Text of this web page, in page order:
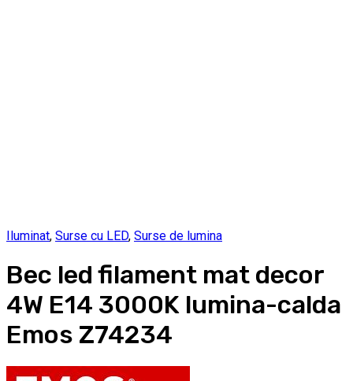
Iluminat, Surse cu LED, Surse de lumina
Bec led filament mat decor
4W E14 3000K lumina-calda
Emos Z74234